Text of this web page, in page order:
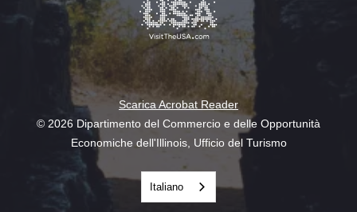
Scarica Acrobat Reader
© 2026 Dipartimento del Commercio e delle Opportunità
Economiche dell'Illinois, Ufficio del Turismo
Italiano